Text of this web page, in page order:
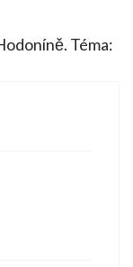
Téma: